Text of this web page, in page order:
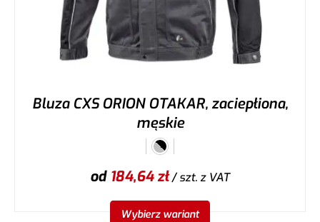
Bluza CXS ORION OTAKAR, zaciepłiona,
męskie
od 184,64zł/ szt.z VAT
Wybierz wariant